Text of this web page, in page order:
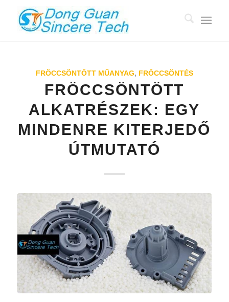
FRÖCCSÖNTÖTT MŰANYAG, FRÖCCSÖNTÉS
FRÖCCSÖNTÖTT
ALKATRÉSZEK: EGY
MINDENRE KITERJEDŐ
ÚTMUTATÓ